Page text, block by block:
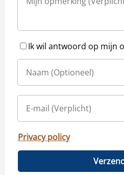
Ik wil antwoord op mijn
Privacy policy